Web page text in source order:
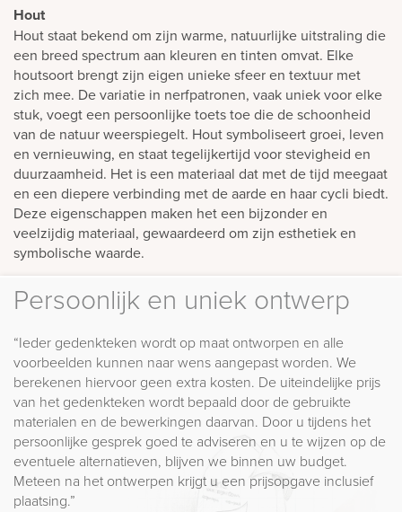
Hout
Hout staat bekend om zijn warme, natuurlijke uitstraling die
een breed spectrum aan kleuren en tinten omvat. Elke
houtsoort brengt zijn eigen unieke sfeer en textuur met
zich mee. De variatie in nerfpatronen, vaak uniek voor elke
stuk, voegt een persoonlijke toets toe die de schoonheid
van de natuur weerspiegelt. Hout symboliseert groei, leven
en vernieuwing, en staat tegelijkertijd voor stevigheid en
duurzaamheid. Het is een materiaal dat met de tijd meegaat
en een diepere verbinding met de aarde en haar cycli biedt.
Deze eigenschappen maken het een bijzonder en
veelzijdig materiaal, gewaardeerd om zijn esthetiek en
symbolische waarde.
Persoonlijk en uniek ontwerp
“Ieder gedenkteken wordt op maat ontworpen en alle
voorbeelden kunnen naar wens aangepast worden. We
berekenen hiervoor geen extra kosten. De uiteindelijke prijs
van het gedenkteken wordt bepaald door de gebruikte
materialen en de bewerkingen daarvan. Door u tijdens het
persoonlijke gesprek goed te adviseren en u te wijzen op de
eventuele alternatieven, blijven we binnen uw budget.
Meteen na het ontwerpen krijgt u een prijsopgave inclusief
plaatsing.”